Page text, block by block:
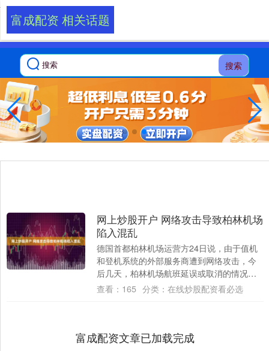
-->
搜索
富成配资 相关话题
网上炒股开户 网络攻击导致柏林机场
陷入混乱
德国首都柏林机场运营方24日说，由于值机
和登机系统的外部服务商遭到网络攻击，今
后几天，柏林机场航班延误或取消的情况将
持续网上炒股开户，恢复正常运营的具体时
查看： 165 分类： 在线炒股配资看必选
富成配资文章已加载完成